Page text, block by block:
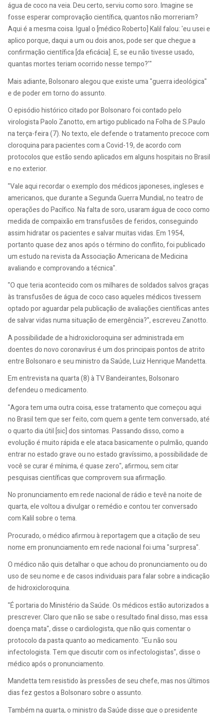
água de coco na veia. Deu certo, serviu como soro. Imagine se
fosse esperar comprovação científica, quantos não morreriam?
Aqui é a mesma coisa. Igual o [médico Roberto] Kalil falou: 'eu usei e
aplico porque, daqui a um ou dois anos, pode ser que chegue a
confirmação científica [da eficácia]. E, se eu não tivesse usado,
quantas mortes teriam ocorrido nesse tempo?'"
Mais adiante, Bolsonaro alegou que existe uma "guerra ideológica"
e de poder em torno do assunto.
O episódio histórico citado por Bolsonaro foi contado pelo
virologista Paolo Zanotto, em artigo publicado na Folha de S.Paulo
na terça-feira (7). No texto, ele defende o tratamento precoce com
cloroquina para pacientes com a Covid-19, de acordo com
protocolos que estão sendo aplicados em alguns hospitais no Brasil
e no exterior.
"Vale aqui recordar o exemplo dos médicos japoneses, ingleses e
americanos, que durante a Segunda Guerra Mundial, no teatro de
operações do Pacífico. Na falta de soro, usaram água de coco como
medida de compaixão em transfusões de feridos, conseguindo
assim hidratar os pacientes e salvar muitas vidas. Em 1954,
portanto quase dez anos após o término do conflito, foi publicado
um estudo na revista da Associação Americana de Medicina
avaliando e comprovando a técnica".
"O que teria acontecido com os milhares de soldados salvos graças
às transfusões de água de coco caso aqueles médicos tivessem
optado por aguardar pela publicação de avaliações científicas antes
de salvar vidas numa situação de emergência?", escreveu Zanotto.
A possibilidade de a hidroxicloroquina ser administrada em
doentes do novo coronavírus é um dos principais pontos de atrito
entre Bolsonaro e seu ministro da Saúde, Luiz Henrique Mandetta.
Em entrevista na quarta (8) à TV Bandeirantes, Bolsonaro
defendeu o medicamento.
"Agora tem uma outra coisa, esse tratamento que começou aqui
no Brasil tem que ser feito, com quem a gente tem conversado, até
o quarto dia útil [sic] dos sintomas. Passando disso, como a
evolução é muito rápida e ele ataca basicamente o pulmão, quando
entrar no estado grave ou no estado gravíssimo, a possibilidade de
você se curar é mínima, é quase zero", afirmou, sem citar
pesquisas científicas que comprovem sua afirmação.
No pronunciamento em rede nacional de rádio e tevê na noite de
quarta, ele voltou a divulgar o remédio e contou ter conversado
com Kalil sobre o tema.
Procurado, o médico afirmou à reportagem que a citação de seu
nome em pronunciamento em rede nacional foi uma "surpresa".
O médico não quis detalhar o que achou do pronunciamento ou do
uso de seu nome e de casos individuais para falar sobre a indicação
de hidroxicloroquina.
"É portaria do Ministério da Saúde. Os médicos estão autorizados a
prescrever. Claro que não se sabe o resultado final disso, mas essa
doença mata", disse o cardiologista, que não quis comentar o
protocolo da pasta quanto ao medicamento. "Eu não sou
infectologista. Tem que discutir com os infectologistas", disse o
médico após o pronunciamento.
Mandetta tem resistido às pressões de seu chefe, mas nos últimos
dias fez gestos a Bolsonaro sobre o assunto.
Também na quarta, o ministro da Saúde disse que o presidente